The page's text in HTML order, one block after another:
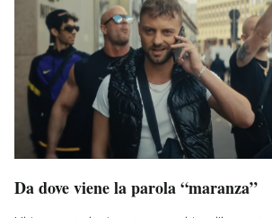
SHOP
CALENDARIO
AREA PERSONALE
Area Personale
Da dove viene la parola “maranza”